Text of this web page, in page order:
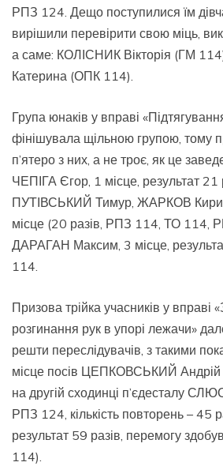
РПЗ 124. Дещо поступилися їм
вирішили перевірити свою міць,
а саме: КОЛІСНИК Вікторія (ГМ
Катерина (ОПК 114).
Група юнаків у вправі
фінішувала щільною групою, тому
п’ятеро з них, а не троє, як це
ЧЕПІГА Єгор, 1 місце, результат
ПУТІВСЬКИЙ Тимур, ЖАРКОВ
місце (20 разів, РПЗ 114, ТО 114,
ДАРАГАН Максим, 3 місце,
114.
Призова трійка учасників у вправі
розгинання рук в упорі лежачи»
решти переслідувачів, з такими
місце посів ЦЕПКОВСЬКИЙ Андрій
на другій сходинці п’єдесталу
РПЗ 124, кількість повторень – 45
результат 59 разів, перемогу
114).